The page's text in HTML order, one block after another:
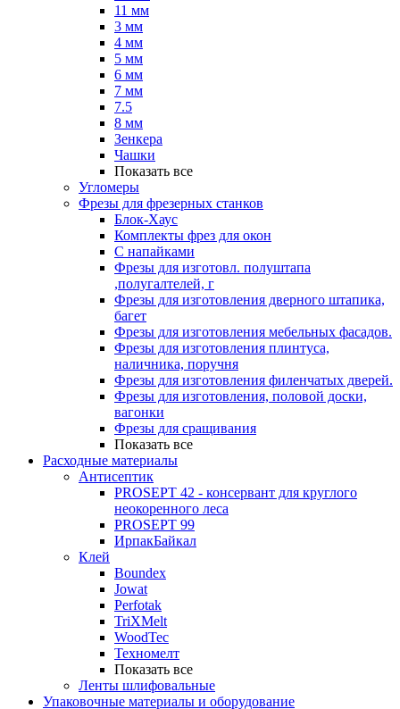
11 мм
3 мм
4 мм
5 мм
6 мм
7 мм
7.5
8 мм
Зенкера
Чашки
Показать все
Угломеры
Фрезы для фрезерных станков
Блок-Хаус
Комплекты фрез для окон
С напайками
Фрезы для изготовл. полуштапа
,полугалтелей, г
Фрезы для изготовления дверного штапика,
багет
Фрезы для изготовления мебельных фасадов.
Фрезы для изготовления плинтуса,
наличника, поручня
Фрезы для изготовления филенчатых дверей.
Фрезы для изготовления, половой доски,
вагонки
Фрезы для сращивания
Показать все
Расходные материалы
Антисептик
PROSEPT 42 - консервант для круглого
неокоренного леса
PROSEPT 99
ИрпакБайкал
Клей
Boundex
Jowat
Perfotak
TriXMelt
WoodTec
Техномелт
Показать все
Ленты шлифовальные
Упаковочные материалы и оборудование